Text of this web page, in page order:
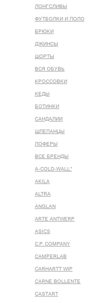
ЛОНГСЛИВЫ
ФУТБОЛКИ И ПОЛО
БРЮКИ
ДЖИНСЫ
ШОРТЫ
ВСЯ ОБУВЬ
КРОССОВКИ
КЕДЫ
БОТИНКИ
САНДАЛИИ
ШЛЕПАНЦЫ
ЛОФЕРЫ
ВСЕ БРЕНДЫ
A-COLD-WALL*
AKILA
ALTRA
ANGLAN
ARTE ANTWERP
ASICS
C.P. COMPANY
CAMPERLAB
CARHARTT WIP
CARNE BOLLENTE
CASTART